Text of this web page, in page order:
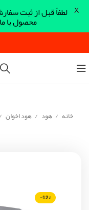
خانه هود هود اخوان
-12%
لطفاً قبل از ثبت
محصول با
X